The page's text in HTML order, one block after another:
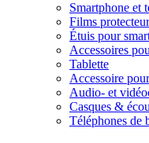
Smartphone et
Films
Étuis pour
Accessoires
Tablette
Accessoire
Audio- et
Casques &
Téléphones de